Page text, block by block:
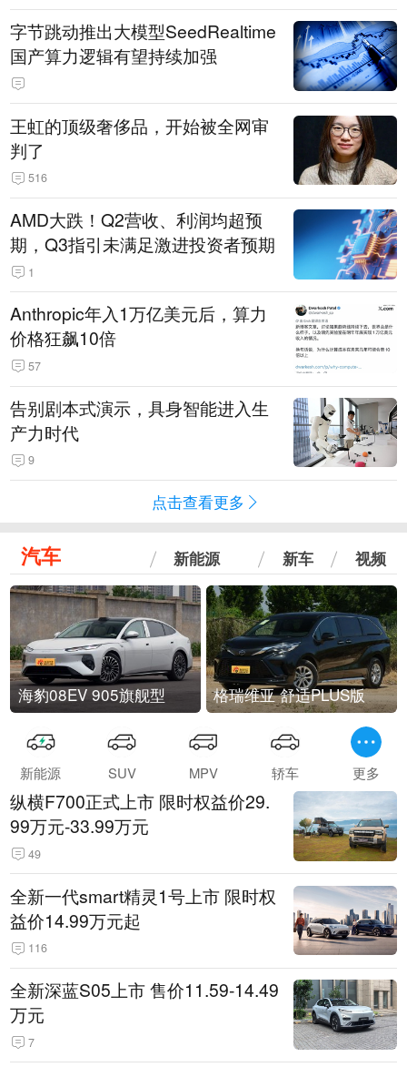
字节跳动推出大模型SeedRealtime
国产算力逻辑有望持续加强
王虹的顶级奢侈品，开始被全网审
判了
516
AMD大跌！Q2营收、利润均超预
期，Q3指引未满足激进投资者预期
1
Anthropic年入1万亿美元后，算力
价格狂飙10倍
57
告别剧本式演示，具身智能进入生
产力时代
9
点击查看更多
汽车 新能源 新车 视频
海豹08EV 905旗舰型 格瑞维亚 舒适PLUS版
新能源 SUV MPV 轿车 更多
纵横F700正式上市 限时权益价29.
99万元-33.99万元
49
全新一代smart精灵1号上市 限时权
益价14.99万元起
116
全新深蓝S05上市 售价11.59-14.49
万元
7